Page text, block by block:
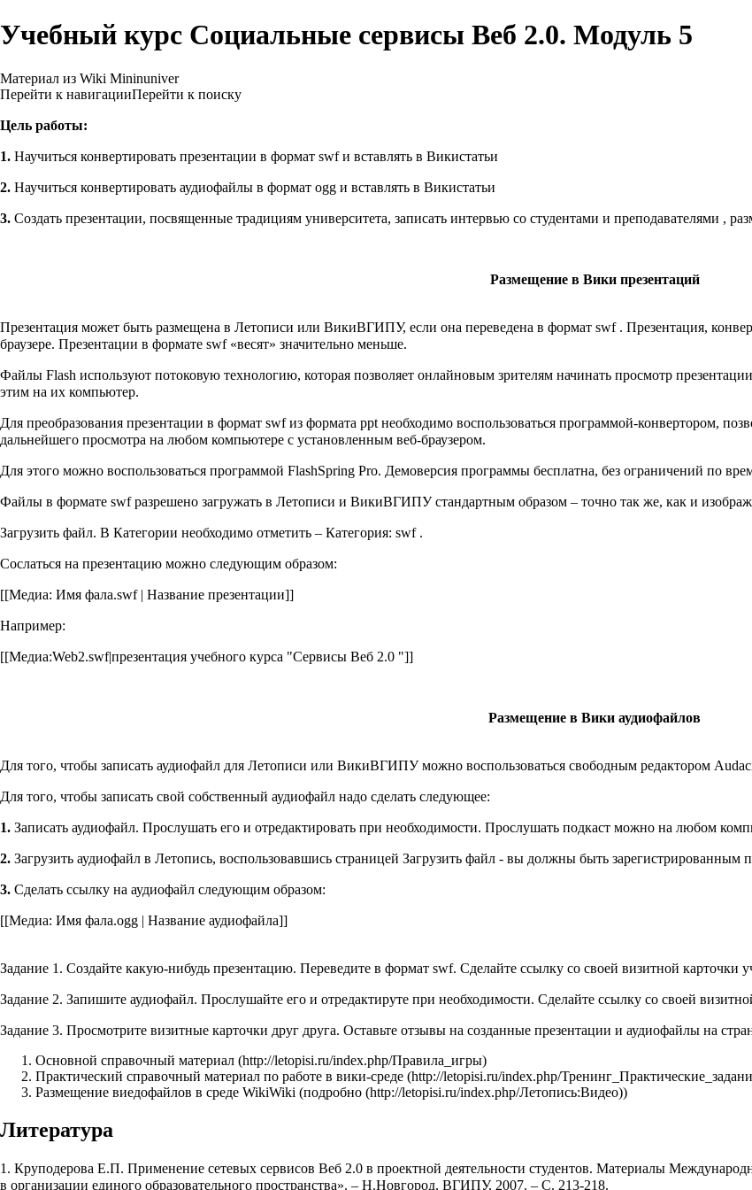
Учебный курс Социальные сервисы Веб 2.0. Модуль 5
Материал из Wiki Mininuniver
Перейти к навигацииПерейти к поиску
Цель работы:
1. Научиться конвертировать презентации в формат swf и вставлять в Викистатьи
2. Научиться конвертировать аудиофайлы в формат ogg и вставлять в Викистатьи
3. Создать презентации, посвященные традициям университета, записать интервью со студентами и преподавателями ,
Размещение в Вики презентаций
Презентация может быть размещена в Летописи или ВикиВГИПУ, если она переведена в формат swf . Презентация,
браузере. Презентации в формате swf «весят» значительно меньше.
Файлы Flash используют потоковую технологию, которая позволяет онлайновым зрителям начинать просмотр
этим на их компьютер.
Для преобразования презентации в формат swf из формата ppt необходимо воспользоваться программой-конвертором,
дальнейшего просмотра на любом компьютере с установленным веб-браузером.
Для этого можно воспользоваться программой FlashSpring Pro. Демоверсия программы бесплатна, без ограничений по
Файлы в формате swf разрешено загружать в Летописи и ВикиВГИПУ стандартным образом – точно так же, как и
Загрузить файл. В Категории необходимо отметить – Категория: swf .
Сослаться на презентацию можно следующим образом:
[[Медиа: Имя фала.swf | Название презентации]]
Например:
[[Медиа:Web2.swf|презентация учебного курса "Сервисы Веб 2.0 "]]
Размещение в Вики аудиофайлов
Для того, чтобы записать аудиофайл для Летописи или ВикиВГИПУ можно воспользоваться свободным редактором
Для того, чтобы записать свой собственный аудиофайл надо сделать следующее:
1. Записать аудиофайл. Прослушать его и отредактировать при необходимости. Прослушать подкаст можно на любом
2. Загрузить аудиофайл в Летопись, воспользовавшись страницей Загрузить файл - вы должны быть зарегистрированным
3. Сделать ссылку на аудиофайл следующим образом:
[[Медиа: Имя фала.ogg | Название аудиофайла]]
Задание 1. Создайте какую-нибудь презентацию. Переведите в формат swf. Сделайте ссылку со своей визитной карточки
Задание 2. Запишите аудиофайл. Прослушайте его и отредактируте при необходимости. Сделайте ссылку со своей
Задание 3. Просмотрите визитные карточки друг друга. Оставьте отзывы на созданные презентации и аудиофайлы на
Основной справочный материал
Практический справочный материал по работе в вики-среде
Размещение виедофайлов в среде WikiWiki (подробно )
Литература
1. Круподерова Е.П. Применение сетевых сервисов Веб 2.0 в проектной деятельности студентов. Материалы
в организации единого образовательного пространства». – Н.Новгород, ВГИПУ, 2007. – С. 213-218.